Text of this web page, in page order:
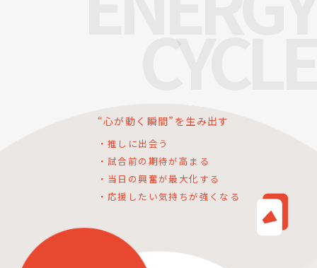
CYCLE
“心が動く瞬間”を生み出す
・推しに出会う
・試合前の期待が高まる
・当日の興奮が最大化する
・応援したい気持ちが強くなる